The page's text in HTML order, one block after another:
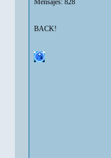
Mensajes: 828
BACK!